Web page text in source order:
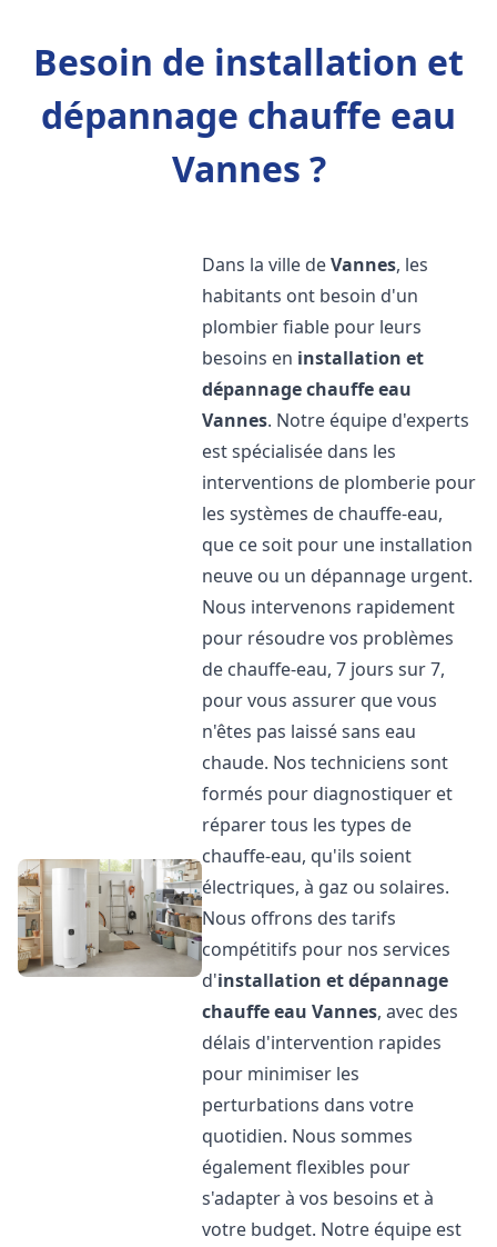
Besoin de installation et
dépannage chauffe eau
Vannes ?
Dans la ville deVannes, les
habitants ont besoin d'un
plombier fiable pour leurs
besoins en installation et
dépannage chauffe eau
Vannes. Notre équipe d'experts
est spécialisée dans les
interventions de plomberie pour
les systèmes de chauffe-eau,
que ce soit pour une installation
neuve ou un dépannage urgent.
Nous intervenons rapidement
pour résoudre vos problèmes
de chauffe-eau, 7 jours sur 7,
pour vous assurer que vous
n'êtes pas laissé sans eau
chaude. Nos techniciens sont
formés pour diagnostiquer et
réparer tous les types de
chauffe-eau, qu'ils soient
électriques, à gaz ou solaires.
Nous offrons des tarifs
compétitifs pour nos services
d'installation et dépannage
chauffe eau Vannes, avec des
délais d'intervention rapides
pour minimiser les
perturbations dans votre
quotidien. Nous sommes
également flexibles pour
s'adapter à vos besoins et à
votre budget. Notre équipe est